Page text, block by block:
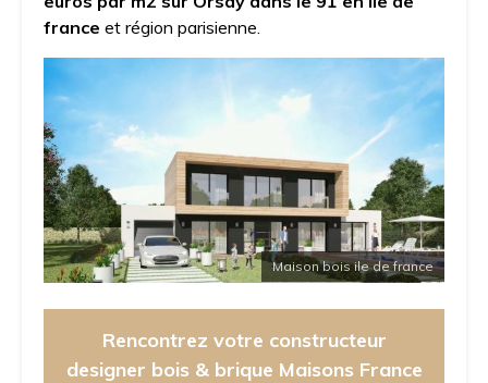
france et région parisienne.
Maison bois ile de france
Rencontrez votre constructeur
designer bois & brique Maisons France